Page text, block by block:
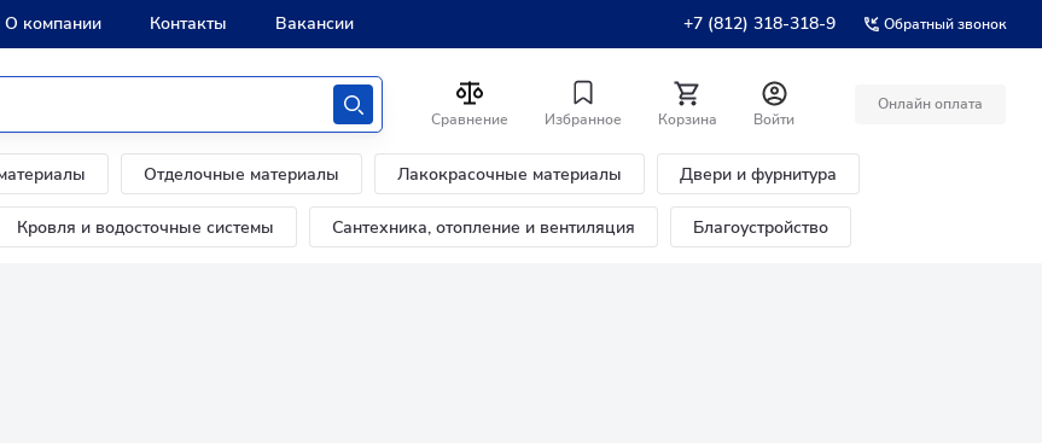
О компании Контакты Вакансии +7 (812) 318-318-9 Обратный звонок
Сравнение Избранное Корзина Войти
Онлайн оплата
Отделочные материалы Лакокрасочные материалы Двери и фурнитура
Кровля и водосточные системы Сантехника, отопление и вентиляция Благоустройство